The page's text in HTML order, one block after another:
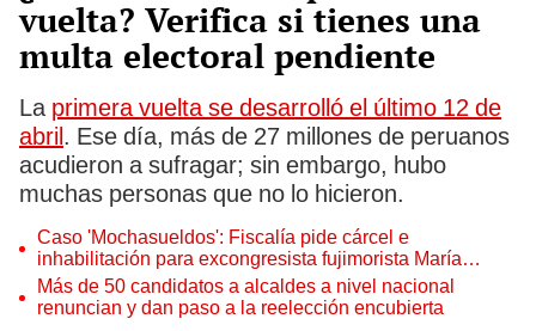
vuelta? Verifica si tienes una
multa electoral pendiente
La primera vuelta se desarrolló el último 12 de
abril. Ese día, más de 27 millones de peruanos
acudieron a sufragar; sin embargo, hubo
muchas personas que no lo hicieron.
Caso 'Mochasueldos': Fiscalía pide cárcel e
inhabilitación para excongresista fujimorista María
Cordero Jon Tay
Más de 50 candidatos a alcaldes a nivel nacional
renuncian y dan paso a la reelección encubierta